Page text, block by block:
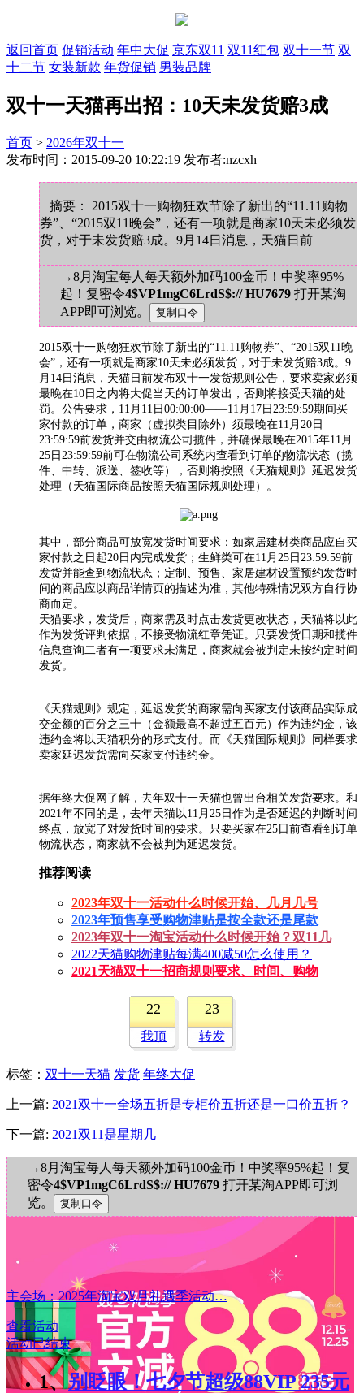
返回首页 促销活动 年中大促 京东双11 双11红包 双十一节 双
十二节 女装新款 年货促销 男装品牌
双十一天猫再出招：10天未发货赔3成
首页 > 2026年双十一
发布时间：2015-09-20 10:22:19 发布者:nzcxh
摘要： 2015双十一购物狂欢节除了新出的“11.11购物
券”、“2015双11晚会”，还有一项就是商家10天未必须发
货，对于未发货赔3成。9月14日消息，天猫日前
→8月淘宝每人每天额外加码100金币！中奖率95%
起！复密令4$VP1mgC6LrdS$:// HU7679 打开某淘
APP即可浏览。
2015双十一购物狂欢节除了新出的“11.11购物券”、“2015双11晚
会”，还有一项就是商家10天未必须发货，对于未发货赔3成。9
月14日消息，天猫日前发布双十一发货规则公告，要求卖家必须
最晚在10日之内将大促当天的订单发出，否则将接受天猫的处
罚。公告要求，11月11日00:00:00——11月17日23:59:59期间买
家付款的订单，商家（虚拟类目除外）须最晚在11月20日
23:59:59前发货并交由物流公司揽件，并确保最晚在2015年11月
25日23:59:59前可在物流公司系统内查看到订单的物流状态（揽
件、中转、派送、签收等），否则将按照《天猫规则》延迟发货
处理（天猫国际商品按照天猫国际规则处理）。
其中，部分商品可放宽发货时间要求：如家居建材类商品应自买
家付款之日起20日内完成发货；生鲜类可在11月25日23:59:59前
发货并能查到物流状态；定制、预售、家居建材设置预约发货时
间的商品应以商品详情页的描述为准，其他特殊情况双方自行协
商而定。
天猫要求，发货后，商家需及时点击发货更改状态，天猫将以此
作为发货评判依据，不接受物流红章凭证。只要发货日期和揽件
信息查询二者有一项要求未满足，商家就会被判定未按约定时间
发货。
《天猫规则》规定，延迟发货的商家需向买家支付该商品实际成
交金额的百分之三十（金额最高不超过五百元）作为违约金，该
违约金将以天猫积分的形式支付。而《天猫国际规则》同样要求
卖家延迟发货需向买家支付违约金。
据年终大促网了解，去年双十一天猫也曾出台相关发货要求。和
2021年不同的是，去年天猫以11月25日作为是否延迟的判断时间
终点，放宽了对发货时间的要求。只要买家在25日前查看到订单
物流状态，商家就不会被判为延迟发货。
推荐阅读
2023年双十一活动什么时候开始、几月几号
2023年预售享受购物津贴是按全款还是尾款
2023年双十一淘宝活动什么时候开始？双11几
2022天猫购物津贴每满400减50怎么使用？
2021天猫双十一招商规则要求、时间、购物
22
我顶
23
转发
标签 ： 双十一天猫 发货 年终大促
上一篇: 2021双十一全场五折是专柜价五折还是一口价五折？
下一篇: 2021双11是星期几
→8月淘宝每人每天额外加码100金币！中奖率95%起！复
密令4$VP1mgC6LrdS$:// HU7679 打开某淘APP即可浏
览。
主会场：2025年淘宝双旦礼遇季活动…
查看活动
活动已结束
1、 别眨眼！七夕节超级88VIP 235元